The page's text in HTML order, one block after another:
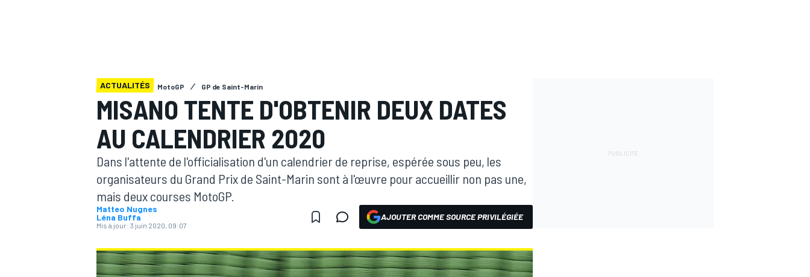
MOTOGP
ACTUALITÉS MotoGP GP de Saint-Marin
MISANO TENTE D'OBTENIR DEUX DATES
AU CALENDRIER 2020
Dans l'attente de l'officialisation d'un calendrier de reprise, espérée sous peu, les
organisateurs du Grand Prix de Saint-Marin sont à l'œuvre pour accueillir non pas une,
mais deux courses MotoGP.
Matteo Nugnes
Léna Buffa
Mis à jour: 3 juin 2020, 09:07
AJOUTER COMME SOURCE PRIVILÉGIÉE